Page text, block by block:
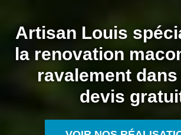
Artisan Louis
la renovation
ravalement dans
devis